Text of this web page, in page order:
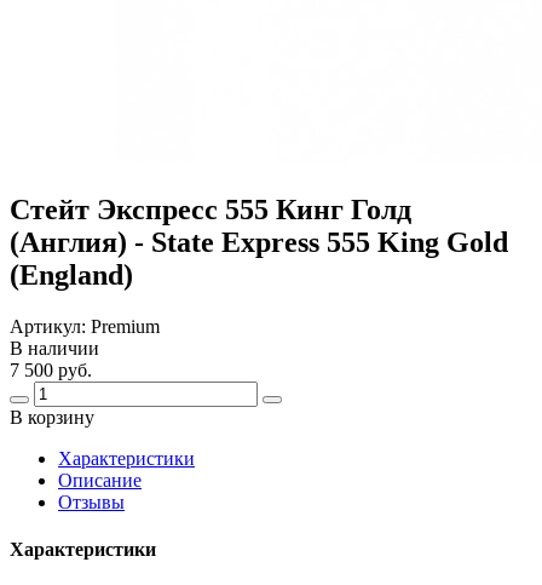
Стейт Экспресс 555 Кинг Голд
(Англия) - State Express 555 King Gold
(England)
Артикул: Premium
В наличии
7 500 руб.
В корзину
Харaктеристики
Описание
Отзывы
Характеристики